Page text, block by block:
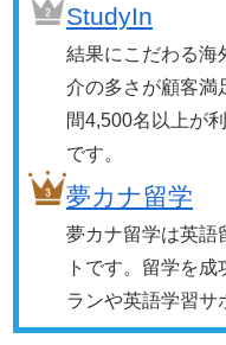
StudyIn
結果にこだわる海
介の多さが顧客満
間4,500名以上が
です。
夢カナ留学
夢カナ留学は英語
トです。留学を
ランや英語学習サ